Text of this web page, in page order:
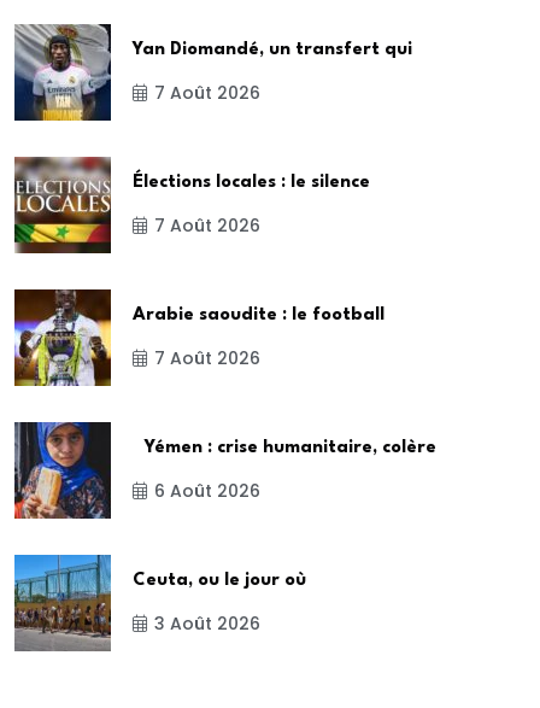
Yan Diomandé, un transfert qui
7 Août 2026
Élections locales : le silence
7 Août 2026
Arabie saoudite : le football
7 Août 2026
Yémen : crise humanitaire, colère
6 Août 2026
Ceuta, ou le jour où
3 Août 2026